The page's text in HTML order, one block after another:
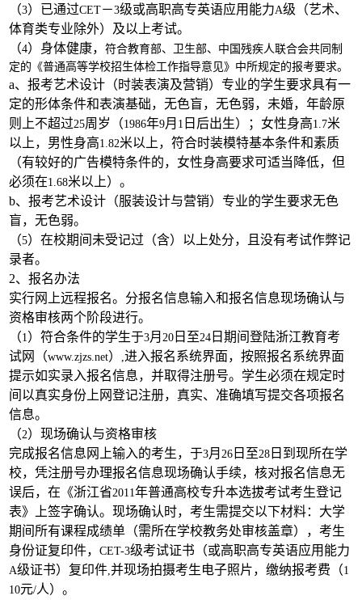
（3）已通过CET－3级或高职高专英语应用能力A级（艺术、
体育类专业除外）及以上考试。
（4）身体健康，符合教育部、卫生部、中国残疾人联合会共同制
定的《普通高等学校招生体检工作指导意见》中所规定的报考要求。
a、报考艺术设计（时装表演及营销）专业的学生要求具有一
定的形体条件和表演基础，无色盲，无色弱，未婚，年龄原
则上不超过25周岁（1986年9月 1 日 后出生）；女性身高1.7米
以上，男性身高1.82米以上，符合时装模特基本条件和素质
（有较好的广告模特条件的，女性身高要求可适当降低，但
必须在1.68米以上）。
b、报考艺术设计（服装设计与营销）专业的学生要求无色
盲，无色弱。
（5）在校期间未受记过（含）以上处分，且没有考试作弊记
录者。
2、报名办法
实行网上远程报名。分报名信息输入和报名信息现场确认与
资格审核两个阶段进行。
（1）符合条件的学生于3月 20 日至24 日期间登陆浙江教育考
试网（www.zjzs.net） ,进入报名系统界面，按照报名系统界面
提示如实录入报名信息，并取得注册号。学生必须在规定时
间以真实身份上网登记注册，真实、准确填写提交各项报名
信息。
（2）现场确认与资格审核
完成报名信息网上输入的考生，于3月 26 日至28 日到现所在学
校，凭注册号办理报名信息现场确认手续，核对报名信息无
误后，在《浙江省2011年普通高校专升本选拔考试考生登记
表》上签字确认。现场确认时，考生需提交以下材料：大学
期间所有课程成绩单（需所在学校教务处审核盖章），考生
身份证复印件，CET-3级考试证书（或高职高专英语应用能力
A级证书）复印件,并现场拍摄考生电子照片，缴纳报考费（1
10元/人）。